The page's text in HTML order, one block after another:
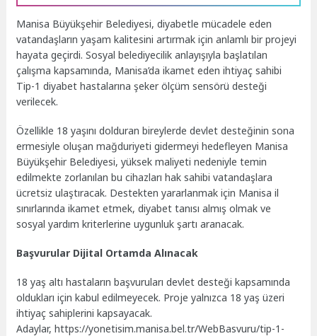
Manisa Büyükşehir Belediyesi, diyabetle mücadele eden
vatandaşların yaşam kalitesini artırmak için anlamlı bir projeyi
hayata geçirdi. Sosyal belediyecilik anlayışıyla başlatılan
çalışma kapsamında, Manisa’da ikamet eden ihtiyaç sahibi
Tip-1 diyabet hastalarına şeker ölçüm sensörü desteği
verilecek.
Özellikle 18 yaşını dolduran bireylerde devlet desteğinin sona
ermesiyle oluşan mağduriyeti gidermeyi hedefleyen Manisa
Büyükşehir Belediyesi, yüksek maliyeti nedeniyle temin
edilmekte zorlanılan bu cihazları hak sahibi vatandaşlara
ücretsiz ulaştıracak. Destekten yararlanmak için Manisa il
sınırlarında ikamet etmek, diyabet tanısı almış olmak ve
sosyal yardım kriterlerine uygunluk şartı aranacak.
Başvurular Dijital Ortamda Alınacak
18 yaş altı hastaların başvuruları devlet desteği kapsamında
oldukları için kabul edilmeyecek. Proje yalnızca 18 yaş üzeri
ihtiyaç sahiplerini kapsayacak.
Adaylar, https://yonetisim.manisa.bel.tr/WebBasvuru/tip-1-